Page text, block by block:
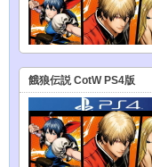
餓狼伝説 CotW PS4版